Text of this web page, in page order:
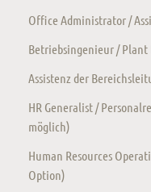
Office Administrator /
Betriebsingenieur /
Assistenz der
HR Generalist /
möglich)
Human Resources
Option)